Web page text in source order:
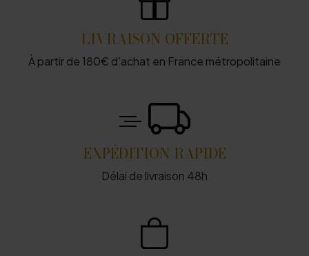
LIVRAISON OFFERTE
À partir de 180€ d'achat en France métropolitaine
EXPÉDITION RAPIDE
Délai de livraison 48h